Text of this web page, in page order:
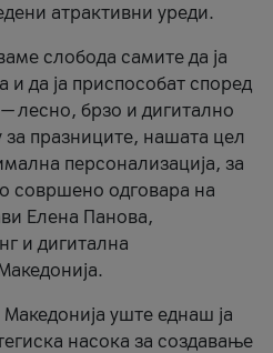
атрактивни уреди.
слобода самите да ја
и да ја приспособат според
лесно, брзо и дигитално
за празниците, нашата цел
персонализација, за
совршено одговара на
Елена Панова,
и дигитална
уште еднаш ја
насока за создавање